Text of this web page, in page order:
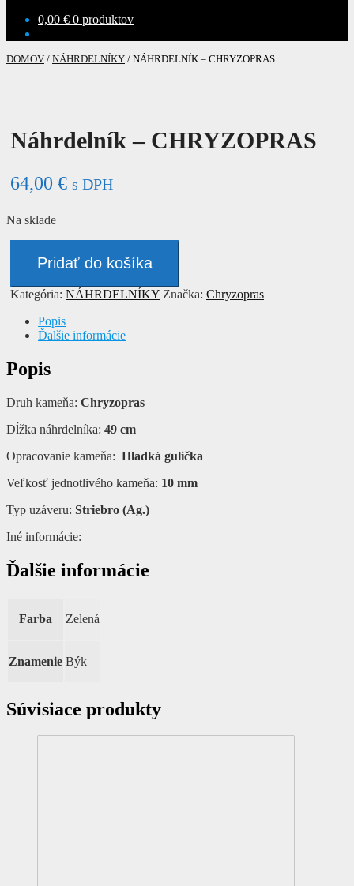
0,00 € 0 produktov
DOMOV / NÁHRDELNÍKY / NÁHRDELNÍK – CHRYZOPRAS
Náhrdelník – CHRYZOPRAS
64,00 € s DPH
Na sklade
Náhrdelník
CHRYZOPRAS
Pridať do košíka
Kategória: NÁHRDELNÍKY Značka: Chryzopras
Popis
Ďalšie informácie
Popis
Druh kameňa: Chryzopras
Dĺžka náhrdelníka: 49 cm
Opracovanie kameňa: Hladká gulička
Veľkosť jednotlivého kameňa: 10 mm
Typ uzáveru: Striebro (Ag.)
Iné informácie:
Ďalšie informácie
Farba Zelená
Znamenie Býk
Súvisiace produkty